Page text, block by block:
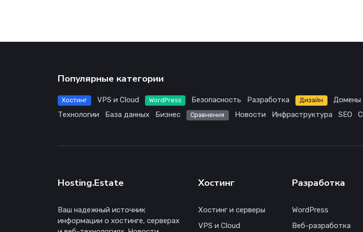
Популярные категории
Хостинг VPS и Cloud WordPress Безопасность Разработка Дизайн Домены
Технологии База данных Бизнес Сравнения Новости Инфраструктура SEO
Hosting.Estate
Ваш надежный источник
информации о хостинге, серверах
Хостинг
Хостинг и серверы
VPS и Cloud
Разработка
WordPress
Веб-разработка